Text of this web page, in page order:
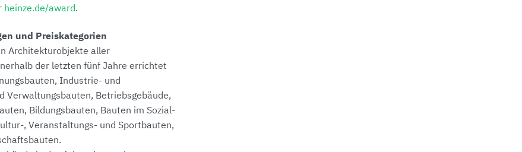
heinze.de/award.
und Preiskategorien
Architekturobjekte aller
der letzten fünf Jahre errichtet
Industrie- und
Verwaltungsbauten, Betriebsgebäude,
Bildungsbauten, Bauten im Sozial-
, Veranstaltungs- und Sportbauten,